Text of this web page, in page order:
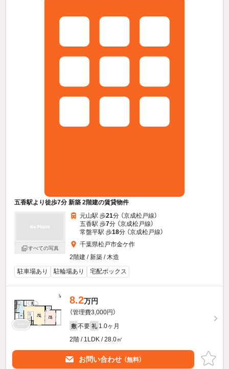
五香駅より徒歩7分 新築 2階建の賃貸物件
すべての写真
元山駅 歩21分 （京成松戸線）
五香駅 歩7分 （京成松戸線）
常盤平駅 歩18分 （京成松戸線）
千葉県松戸市金ケ作
2階建 / 新築 / 木造
駐車場あり
駐輪場あり 宅配ボックス
8.2万円
（管理費3,000円）
敷 不要 礼 1.0ヶ月
2階 / 1LDK / 28.0㎡
お問い合わせ （無料）